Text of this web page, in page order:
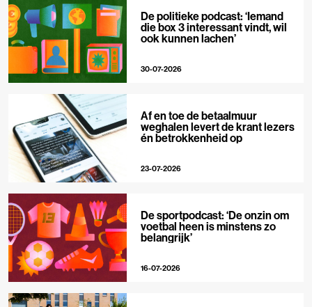
De politieke podcast: ‘Iemand
die box 3 interessant vindt, wil
ook kunnen lachen’
30-07-2026
Af en toe de betaalmuur
weghalen levert de krant lezers
én betrokkenheid op
23-07-2026
De sportpodcast: ‘De onzin om
voetbal heen is minstens zo
belangrijk’
16-07-2026